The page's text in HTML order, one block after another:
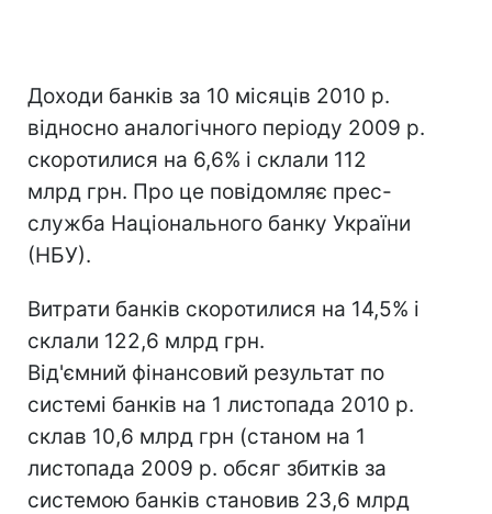
Доходи банків за 10 місяців 2010 р.
відносно аналогічного періоду 2009 р.
скоротилися на 6,6% і склали 112
млрд грн. Про це повідомляє прес-
служба Національного банку України
(НБУ).
Витрати банків скоротилися на 14,5% і
склали 122,6 млрд грн.
Від'ємний фінансовий результат по
системі банків на 1 листопада 2010 р.
склав 10,6 млрд грн (станом на 1
листопада 2009 р. обсяг збитків за
системою банків становив 23,6 млрд